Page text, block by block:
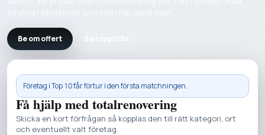
Be om offert
Företag iTop 10får förtur i den första matchningen.
Få hjälp medtotalrenovering
Skicka en kort förfrågan så kopplas den till rätt kategori, ort
och eventuellt valt företag.